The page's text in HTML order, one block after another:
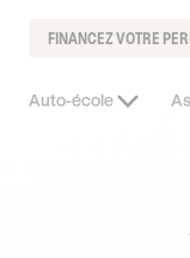
FINANCEZ VOTRE
fait déjà confiance
Auto-école